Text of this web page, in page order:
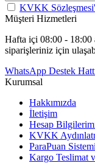
KVKK
Müşteri Hizmetleri
Hafta içi 08:00 - 18:00
siparişleriniz için
WhatsApp Destek
Kurumsal
Hakkımızda
İletişim
Hesap
KVKK
ParaPuan Sistemi
Kargo Teslimat